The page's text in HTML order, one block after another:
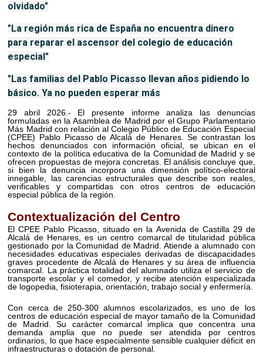
olvidado"
"La región más rica de España no encuentra dinero
para reparar el ascensor del colegio de educación
especial"
"Las familias del Pablo Picasso llevan años pidiendo lo
básico. Ya no pueden esperar más
29 abril 2026.- El presente informe analiza las denuncias
formuladas en la Asamblea de Madrid por el Grupo Parlamentario
Más Madrid con relación al Colegio Público de Educación Especial
(CPEE) Pablo Picasso de Alcalá de Henares. Se contrastan los
hechos denunciados con información oficial, se ubican en el
contexto de la política educativa de la Comunidad de Madrid y se
ofrecen propuestas de mejora concretas. El análisis concluye que,
si bien la denuncia incorpora una dimensión político-electoral
innegable, las carencias estructurales que describe son reales,
verificables y compartidas con otros centros de educación
especial pública de la región.
Contextualización del Centro
El CPEE Pablo Picasso, situado en la Avenida de Castilla 29 de
Alcalá de Henares, es un centro comarcal de titularidad pública
gestionado por la Comunidad de Madrid. Atiende a alumnado con
necesidades educativas especiales derivadas de discapacidades
graves procedente de Alcalá de Henares y su área de influencia
comarcal. La práctica totalidad del alumnado utiliza el servicio de
transporte escolar y el comedor, y recibe atención especializada
de logopedia, fisioterapia, orientación, trabajo social y enfermería.
Con cerca de 250-300 alumnos escolarizados, es uno de los
centros de educación especial de mayor tamaño de la Comunidad
de Madrid. Su carácter comarcal implica que concentra una
demanda amplia que no puede ser atendida por centros
ordinarios, lo que hace especialmente sensible cualquier déficit en
infraestructuras o dotación de personal.